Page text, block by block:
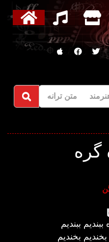
متن ترانه
گره
ببندیم
بخندیم